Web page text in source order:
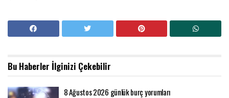
Bu Haberler İlginizi Çekebilir
8 Ağustos 2026 günlük burç yorumları